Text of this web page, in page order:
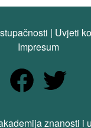
| Uvjeti
Impresum
znanosti i